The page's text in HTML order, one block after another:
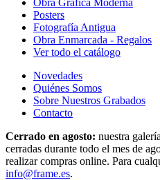
Obra Gráfica Moderna
Posters
Fotografía Antigua
Obra Enmarcada - Regalos
Ver todo el catálogo
Novedades
Quiénes Somos
Sobre Nuestros Grabados
Contacto
Cerrado en agosto: nuestra
cerradas durante todo el mes de
realizar compras online. Para
info@frame.es.